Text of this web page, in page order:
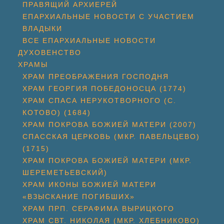
ПРАВЯЩИЙ АРХИЕРЕЙ
ЕПАРХИАЛЬНЫЕ НОВОСТИ С УЧАСТИЕМ
ВЛАДЫКИ
ВСЕ ЕПАРХИАЛЬНЫЕ НОВОСТИ
ДУХОВЕНСТВО
ХРАМЫ
ХРАМ ПРЕОБРАЖЕНИЯ ГОСПОДНЯ
ХРАМ ГЕОРГИЯ ПОБЕДОНОСЦА (1774)
ХРАМ СПАСА НЕРУКОТВОРНОГО (С.
КОТОВО) (1684)
ХРАМ ПОКРОВА БОЖИЕЙ МАТЕРИ (2007)
СПАССКАЯ ЦЕРКОВЬ (МКР. ПАВЕЛЬЦЕВО)
(1715)
ХРАМ ПОКРОВА БОЖИЕЙ МАТЕРИ (МКР.
ШЕРЕМЕТЬЕВСКИЙ)
ХРАМ ИКОНЫ БОЖИЕЙ МАТЕРИ
«ВЗЫСКАНИЕ ПОГИБШИХ»
ХРАМ ПРП. СЕРАФИМА ВЫРИЦКОГО
ХРАМ СВТ. НИКОЛАЯ (МКР. ХЛЕБНИКОВО)